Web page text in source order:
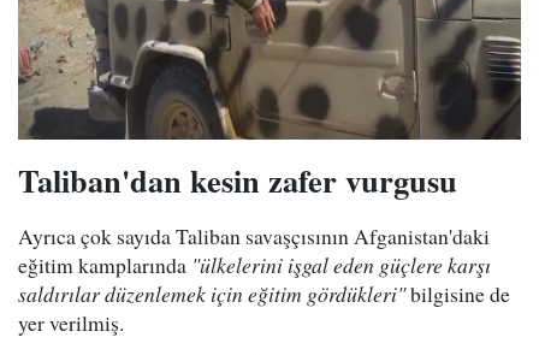
Taliban'dan kesin zafer vurgusu
Ayrıca çok sayıda Taliban savaşçısının Afganistan'daki
eğitim kamplarında "ülkelerini işgal eden güçlere karşı
saldırılar düzenlemek için eğitim gördükleri"bilgisine de
yer verilmiş.